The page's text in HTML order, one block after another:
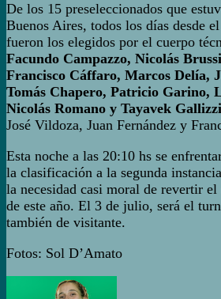
De los 15 preseleccionados que
Buenos Aires, todos los días desde
fueron los elegidos por el cuerpo
Facundo Campazzo, Nicolás
Francisco Cáffaro, Marcos Delía,
Tomás Chapero, Patricio Garino,
Nicolás Romano y Tayavek Gallizzi
José Vildoza, Juan Fernández y
Esta noche a las 20:10 hs se
la clasificación a la segunda
la necesidad casi moral de revertir
de este año. El 3 de julio, será el
también de visitante.
Fotos: Sol D’Amato